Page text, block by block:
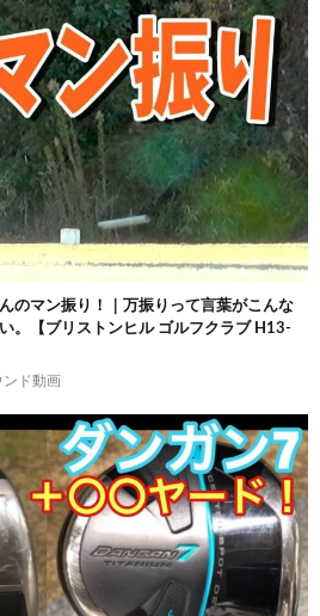
のマン振り！｜万振りって言葉がこんな
。【ブリストンヒル ゴルフクラブ H13-
ンド動画